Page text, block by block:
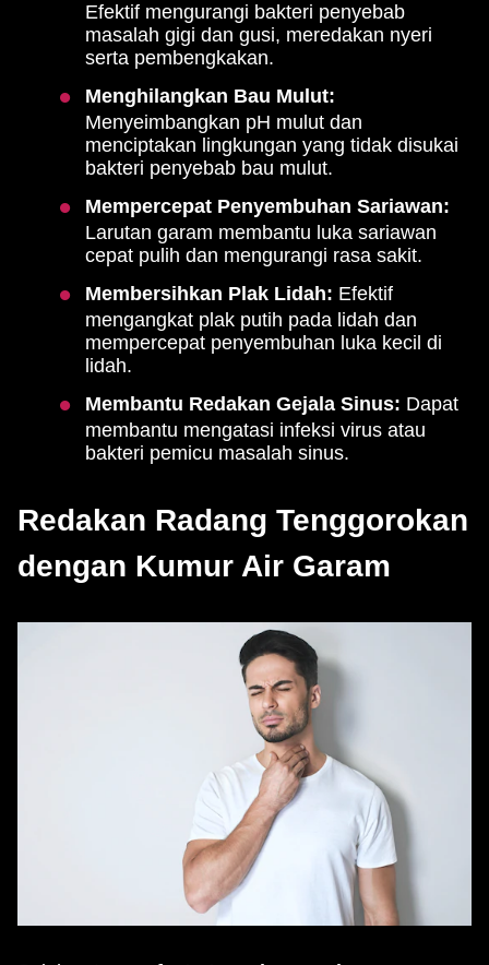
Efektif mengurangi bakteri penyebab
masalah gigi dan gusi, meredakan nyeri
serta pembengkakan.
Menghilangkan Bau Mulut:
Menyeimbangkan pH mulut dan
menciptakan lingkungan yang tidak disukai
bakteri penyebab bau mulut.
Mempercepat Penyembuhan Sariawan:
Larutan garam membantu luka sariawan
cepat pulih dan mengurangi rasa sakit.
Membersihkan Plak Lidah: Efektif
mengangkat plak putih pada lidah dan
mempercepat penyembuhan luka kecil di
lidah.
Membantu Redakan Gejala Sinus: Dapat
membantu mengatasi infeksi virus atau
bakteri pemicu masalah sinus.
Redakan Radang Tenggorokan
dengan Kumur Air Garam